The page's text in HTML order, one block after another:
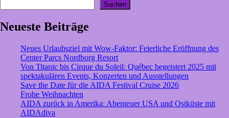
nach
Göteborg
mit
Suchen
Neueste Beiträge
Neues Urlaubsziel mit Wow-Faktor: Feierliche Eröffnung des
Center Parcs Nordborg Resort
Von Titanic bis Cirque du Soleil: Québec begeistert 2025 mit
spektakulären Events, Konzerten und Ausstellungen
Save the Date für die AIDA Festival Cruise 2026
Frohe Weihnachten
AIDA zurück in Amerika: Abenteuer USA und Ostküste mit
AIDAdiva